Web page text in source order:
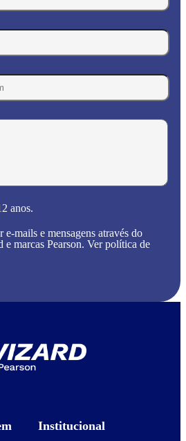
anos.
e-mails e mensagens através do
marcas Pearson. Ver política de
Institucional